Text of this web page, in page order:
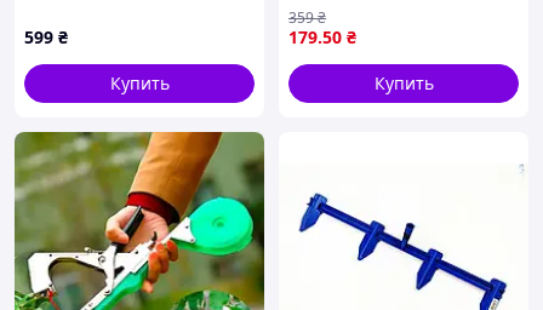
599 ₴
Купить
винограда плодовых
деревьев кустарников
179.50 ₴
359₴
Купить